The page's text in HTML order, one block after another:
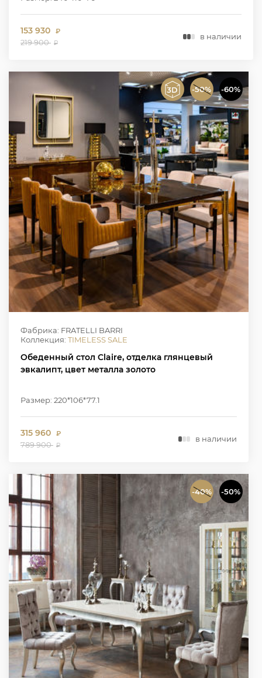
153 930 ₽
219 900 ₽
в наличии
-50% -60%
Фабрика: FRATELLI BARRI
Коллекция: TIMELESS SALE
Обеденный стол Claire, отделка глянцевый
эвкалипт, цвет металла золото
Размер: 220*106*77.1
315 960 ₽
789 900 ₽
в наличии
-40% -50%